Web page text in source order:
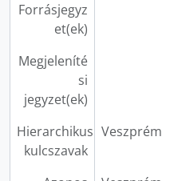
Forrásjegyz
et(ek)
Megjeleníté
si
jegyzet(ek)
Hierarchikus
kulcszavak
Veszprém